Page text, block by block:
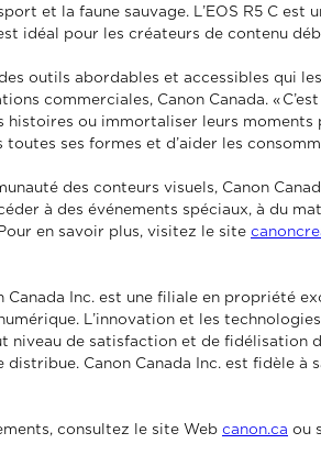
et la faune sauvage. L’EOS R5 C
est idéal pour les créateurs de contenu
outils abordables et accessibles qui
commerciales, Canon Canada. «
histoires ou immortaliser leurs
ses formes et d’aider les
des conteurs visuels, Canon
à des événements spéciaux, à du
en savoir plus, visitez le site
Inc. est une filiale en propriété
L’innovation et les
niveau de satisfaction et de
distribue. Canon Canada Inc. est fidèle
consultez le site Web canon.ca ou